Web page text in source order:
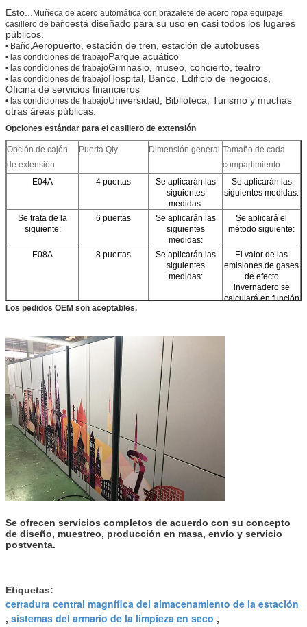
PRESENTACIóN
Esto...
Muñeca de acero automática con brazalete de acero ropa equipaje
casillero de bañoestá diseñado para su uso en casi todos los lugares
públicos.
• Baño,Aeropuerto, estación de tren, estación de autobuses
• las condiciones de trabajoParque acuático
• las condiciones de trabajoGimnasio, museo, concierto, teatro
• las condiciones de trabajoHospital, Banco, Edificio de negocios,
Oficina de servicios financieros
• las condiciones de trabajoUniversidad, Biblioteca, Turismo y muchas
otras áreas públicas.
Opciones estándar para el casillero de extensión
Opción de cajón
de extensión
Puerta Qty Dimensión general Tamaño de cada
compartimiento
E04A
4 puertas
Se aplicarán las
siguientes
medidas:
Se aplicarán las
siguientes medidas:
Se trata de la
siguiente:
6 puertas
Se aplicarán las
siguientes
medidas:
Se aplicará el
método siguiente:
E08A 8 puertas
Se aplicarán las
siguientes
medidas:
El valor de las
emisiones de gases
de efecto
invernadero se
calculará en función
E12A
12 puertas
Se aplicarán las
siguientes
medidas:
Los pedidos OEM son aceptables.
Se ofrecen servicios completos de acuerdo con su concepto
de diseño, muestreo, producción en masa, envío y servicio
postventa.
Etiquetas:
cerradura central magnífica del almacenamiento de la estación
, sistemas del armario de la limpieza en seco ,